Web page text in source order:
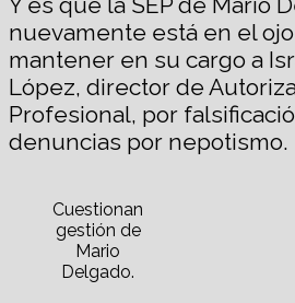
nuevamente está en el
mantener en su cargo a
López, director de
Profesional, por
denuncias por nepotismo.
Cuestionan
gestión de
Mario
Delgado.